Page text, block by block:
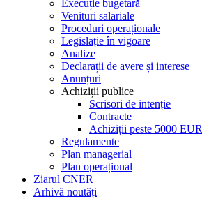
Execuție bugetară
Venituri salariale
Proceduri operaționale
Legislație în vigoare
Analize
Declarații de avere și interese
Anunțuri
Achiziții publice
Scrisori de intenție
Contracte
Achiziții peste 5000 EUR
Regulamente
Plan managerial
Plan operațional
Ziarul CNER
Arhivă noutăți